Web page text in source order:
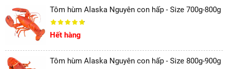
Tôm hùm Alaska Nguyên con hấp - Size 700g-800g
Hết hàng
Tôm hùm Alaska Nguyên con hấp - Size 800g-900g